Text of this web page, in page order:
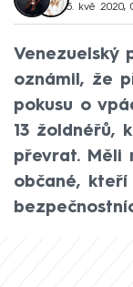
5. kvě 2020,
Venezuelský
oznámil, že
pokusu o
13 žoldnéřů,
převrat. Měli
občané, kteří